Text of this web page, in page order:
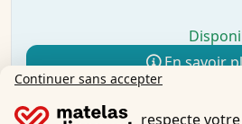
En savoir
Continuer sans accepter
respecte